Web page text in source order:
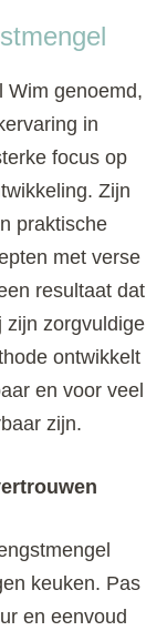
Wim genoemd,
in
focus op
Zijn
praktische
met verse
resultaat dat
zijn zorgvuldige
ontwikkelt
en voor veel
zijn.
keuken. Pas
en eenvoud